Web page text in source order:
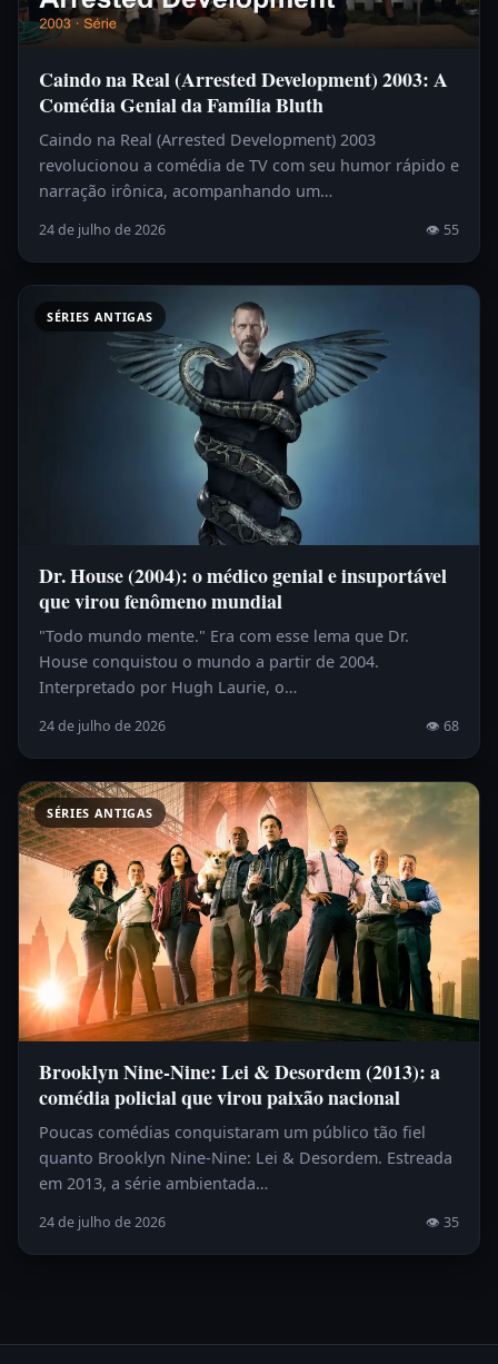
Caindo na Real (Arrested Development) 2003: A
Comédia Genial da Família Bluth
Caindo na Real (Arrested Development) 2003
revolucionou a comédia de TV com seu humor rápido e
narração irônica, acompanhando um…
24 de julho de 2026 👁 55
SÉRIES ANTIGAS
Dr. House (2004): o médico genial e insuportável
que virou fenômeno mundial
"Todo mundo mente." Era com esse lema que Dr.
House conquistou o mundo a partir de 2004.
Interpretado por Hugh Laurie, o…
24 de julho de 2026 👁 68
SÉRIES ANTIGAS
Brooklyn Nine-Nine: Lei & Desordem (2013): a
comédia policial que virou paixão nacional
Poucas comédias conquistaram um público tão fiel
quanto Brooklyn Nine-Nine: Lei & Desordem. Estreada
em 2013, a série ambientada…
24 de julho de 2026 👁 35